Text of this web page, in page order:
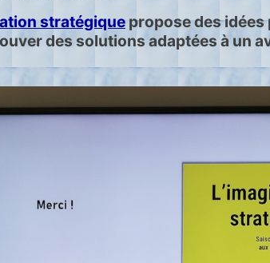
stratégique propose des
des solutions adaptées à un